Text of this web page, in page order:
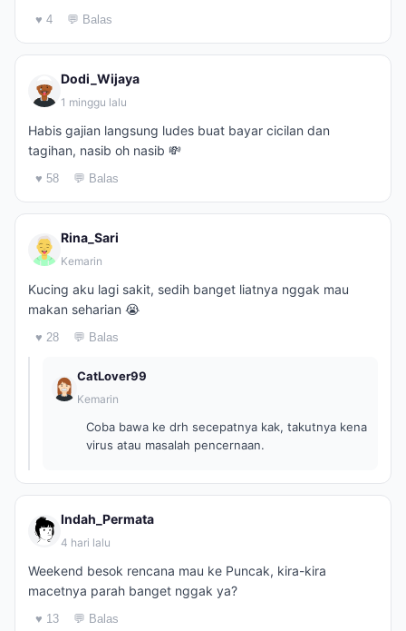
♥ 4 💬 Balas
Dodi_Wijaya
1 minggu lalu
Habis gajian langsung ludes buat bayar cicilan dan
tagihan, nasib oh nasib 💸
♥ 58 💬 Balas
Rina_Sari
Kemarin
Kucing aku lagi sakit, sedih banget liatnya nggak mau
makan seharian 😭
♥ 28 💬 Balas
CatLover99
Kemarin
Coba bawa ke drh secepatnya kak, takutnya kena
virus atau masalah pencernaan.
Indah_Permata
4 hari lalu
Weekend besok rencana mau ke Puncak, kira-kira
macetnya parah banget nggak ya?
♥ 13 💬 Balas